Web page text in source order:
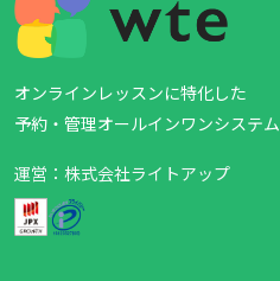
オンラインレッスンに特化した
予約・管理オールインワンシステム
運営：株式会社ライトアップ